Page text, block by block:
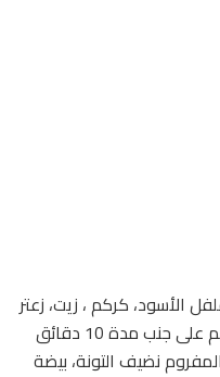
الأسود، كركم ، زيت، زعتر
مدة 10 دقائق
نضيف التونة، بيضة